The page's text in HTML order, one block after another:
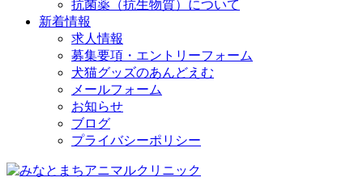
抗菌薬（抗生物質）について
新着情報
求人情報
募集要項・エントリーフォーム
犬猫グッズのあんどえむ
メールフォーム
お知らせ
ブログ
プライバシーポリシー